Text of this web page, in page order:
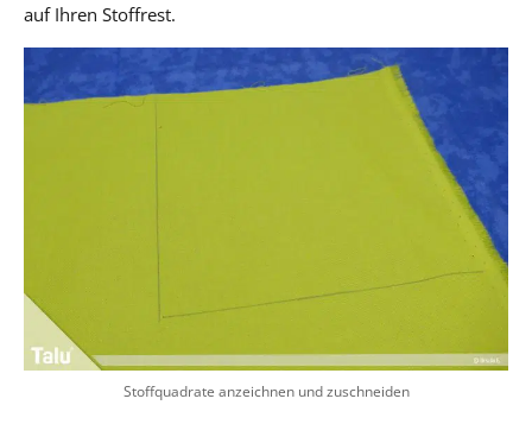
auf Ihren Stoffrest.
Stoffquadrate anzeichnen und zuschneiden